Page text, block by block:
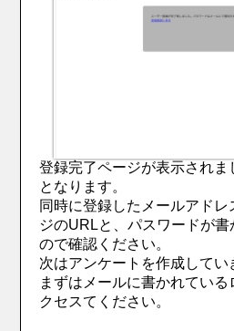
登録完了ページが表示されま
となります。
同時に登録したメールアド
ジのURLと、パスワードが書
ので確認ください。
次はアンケートを作成してい
まずはメールに書かれてい
クセスてください。